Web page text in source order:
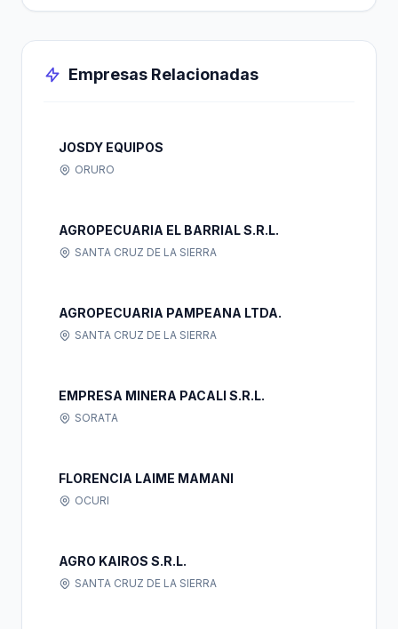
Empresas Relacionadas
JOSDY EQUIPOS
ORURO
AGROPECUARIA EL BARRIAL S.R.L.
SANTA CRUZ DE LA SIERRA
AGROPECUARIA PAMPEANA LTDA.
SANTA CRUZ DE LA SIERRA
EMPRESA MINERA PACALI S.R.L.
SORATA
FLORENCIA LAIME MAMANI
OCURI
AGRO KAIROS S.R.L.
SANTA CRUZ DE LA SIERRA